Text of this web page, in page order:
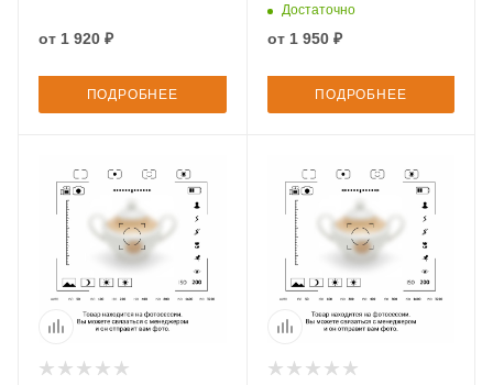
от 1 920 ₽
ПОДРОБНЕЕ
Достаточно
от 1 950 ₽
ПОДРОБНЕЕ